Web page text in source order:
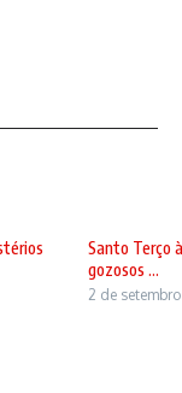
Santo Terço
gozosos ...
2 de